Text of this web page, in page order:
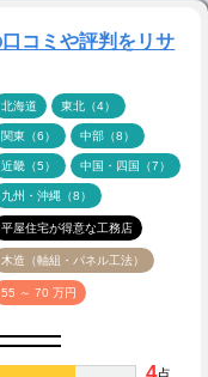
コミや評判をリサ
北海道 東北（4）
関東（6） 中部（8）
近畿（5） 中国・四国（7）
九州・沖縄（8）
平屋住宅が得意な工務店
木造（軸組・パネル工法）
55 ～ 70 万円